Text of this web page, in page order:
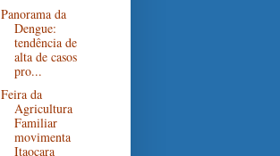
Panorama da
Dengue:
tendência de
alta de casos
pro...
Feira da
Agricultura
Familiar
movimenta
Itaocara